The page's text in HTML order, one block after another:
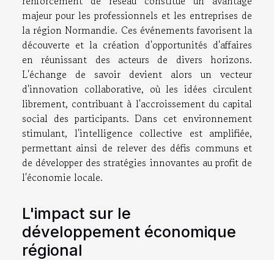
majeur pour les professionnels et les entreprises de
la région Normandie. Ces événements favorisent la
découverte et la création d'opportunités d'affaires
en réunissant des acteurs de divers horizons.
L'échange de savoir devient alors un vecteur
d'innovation collaborative, où les idées circulent
librement, contribuant à l'accroissement du capital
social des participants. Dans cet environnement
stimulant, l'intelligence collective est amplifiée,
permettant ainsi de relever des défis communs et
de développer des stratégies innovantes au profit de
l'économie locale.
L'impact sur le
développement économique
régional